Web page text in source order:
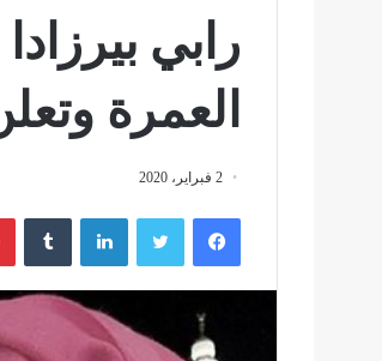
رابي
العمرة
2 فبراير، 2020
فيسبوك تويتر لينكدإن